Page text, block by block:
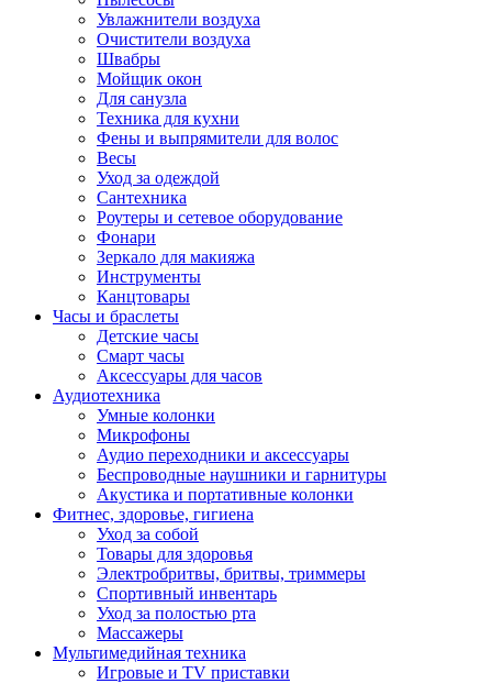
Увлажнители воздуха
Очистители воздуха
Швабры
Мойщик окон
Для санузла
Техника для кухни
Фены и выпрямители для волос
Весы
Уход за одеждой
Сантехника
Роутеры и сетевое оборудование
Фонари
Зеркало для макияжа
Инструменты
Канцтовары
Часы и браслеты
Детские часы
Смарт часы
Аксессуары для часов
Аудиотехника
Умные колонки
Микрофоны
Аудио переходники и аксессуары
Беспроводные наушники и гарнитуры
Акустика и портативные колонки
Фитнес, здоровье, гигиена
Уход за собой
Товары для здоровья
Электробритвы, бритвы, триммеры
Спортивный инвентарь
Уход за полостью рта
Массажеры
Мультимедийная техника
Игровые и TV приставки